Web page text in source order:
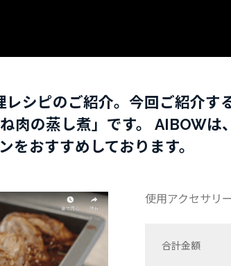
シピのご紹介。今回ご紹介す
肉の蒸し煮」です。 AIBOWは
をおすすめしております。
使用アクセサリー
合計金額